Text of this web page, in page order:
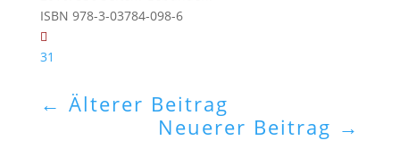
ISBN 978-3-03784-098-6
31
← Älterer Beitrag
Neuerer Beitrag →